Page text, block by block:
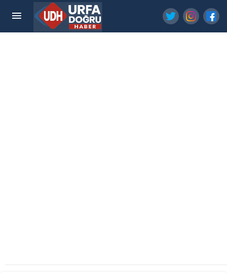
Büyükşehir'den Çocuklara Verimli Yaz Etkinliği